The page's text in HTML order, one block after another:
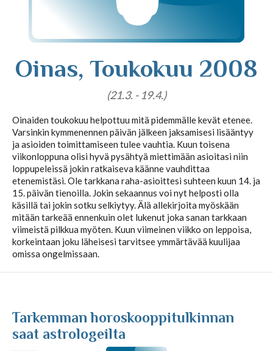
Soittopyyntö
Horoskoopit
Horoskooppimerkit
Viikkohoroskooppi
Vuosihoroskooppi
Oinas, Toukokuu 2008
(21.3. - 19.4.)
Oinaiden toukokuu helpottuu mitä pidemmälle kevät etenee.
Varsinkin kymmenennen päivän jälkeen jaksamisesi lisääntyy
ja asioiden toimittamiseen tulee vauhtia. Kuun toisena
viikonloppuna olisi hyvä pysähtyä miettimään asioitasi niin
loppupeleissä jokin ratkaiseva käänne vauhdittaa
etenemistäsi. Ole tarkkana raha-asioittesi suhteen kuun 14. ja
15. päivän tienoilla. Jokin sekaannus voi nyt helposti olla
käsillä tai jokin sotku selkiytyy. Älä allekirjoita myöskään
mitään tarkeää ennenkuin olet lukenut joka sanan tarkkaan
viimeistä pilkkua myöten. Kuun viimeinen viikko on leppoisa,
korkeintaan joku läheisesi tarvitsee ymmärtävää kuulijaa
omissa ongelmissaan.
Tarkemman horoskooppitulkinnan
saat astrologeilta